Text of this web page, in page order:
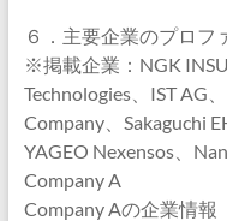
６．主要企業のプロフ
※掲載企業：NGK
Technologies、IST AG
Company、Sakaguchi
YAGEO Nexensos、
Company A
Company Aの企業情報